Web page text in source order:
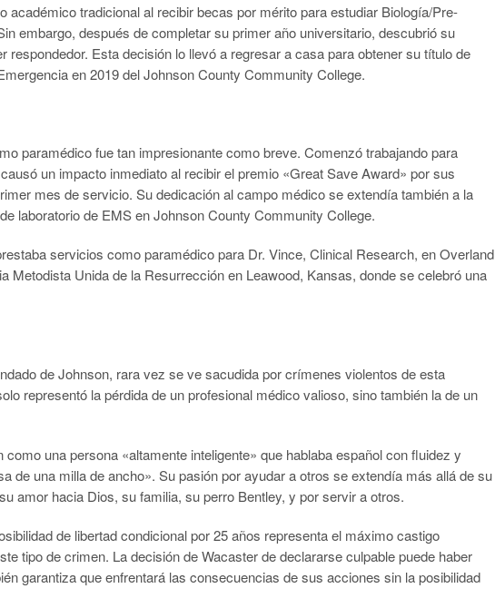
académico tradicional al recibir becas por mérito para estudiar Biología/Pre-
embargo, después de completar su primer año universitario, descubrió su
Esta decisión lo llevó a regresar a casa para obtener su título de
en 2019 del Johnson County Community College.
paramédico fue tan impresionante como breve. Comenzó trabajando para
un impacto inmediato al recibir el premio «Great Save Award» por sus
mes de servicio. Su dedicación al campo médico se extendía también a la
laboratorio de EMS en Johnson County Community College.
servicios como paramédico para Dr. Vince, Clinical Research, en Overland
Metodista Unida de la Resurrección en Leawood, Kansas, donde se celebró una
de Johnson, rara vez se ve sacudida por crímenes violentos de esta
representó la pérdida de un profesional médico valioso, sino también la de un
una persona «altamente inteligente» que hablaba español con fluidez y
de una milla de ancho». Su pasión por ayudar a otros se extendía más allá de su
amor hacia Dios, su familia, su perro Bentley, y por servir a otros.
de libertad condicional por 25 años representa el máximo castigo
tipo de crimen. La decisión de Wacaster de declararse culpable puede haber
garantiza que enfrentará las consecuencias de sus acciones sin la posibilidad